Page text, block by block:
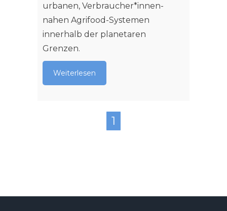
urbanen, Verbraucher*innen-
nahen Agrifood-Systemen
innerhalb der planetaren
Grenzen.
Weiterlesen
1